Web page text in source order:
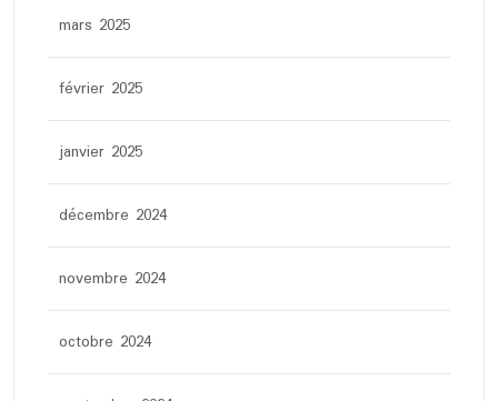
mars 2025
février 2025
janvier 2025
décembre 2024
novembre 2024
octobre 2024